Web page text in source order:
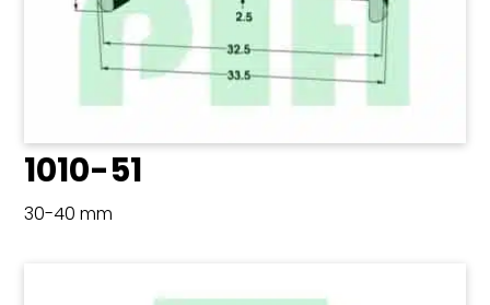
1010-51
30-40 mm